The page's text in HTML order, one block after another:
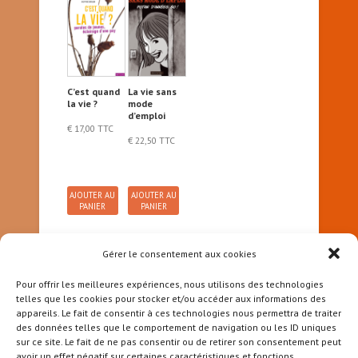
Gérer le consentement aux cookies
Pour offrir les meilleures expériences, nous utilisons des technologies
telles que les cookies pour stocker et/ou accéder aux informations des
appareils. Le fait de consentir à ces technologies nous permettra de traiter
des données telles que le comportement de navigation ou les ID uniques
sur ce site. Le fait de ne pas consentir ou de retirer son consentement peut
C’est quand
la vie ?
€ 17,00 TTC
AJOUTER AU
PANIER
La vie sans
mode
d’emploi
€ 22,50 TTC
AJOUTER AU
PANIER
1 2
→